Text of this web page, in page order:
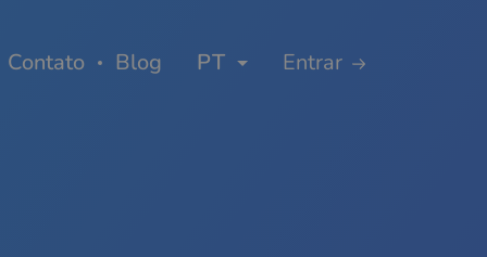
Contato Blog PT Entrar